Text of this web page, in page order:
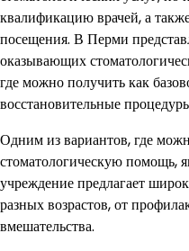
квалификацию врачей, а
посещения. В Перми
оказывающих
где можно получить как
восстановительные
Одним из вариантов, где
стоматологическую помощь,
учреждение предлагает
разных возрастов, от
вмешательства.